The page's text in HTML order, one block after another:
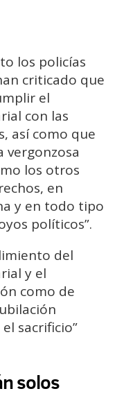
los policías
criticado que
el
con las
así como que
vergonzosa
los otros
en
y en todo tipo
políticos”.
del
y el
como de
sacrificio”
solos